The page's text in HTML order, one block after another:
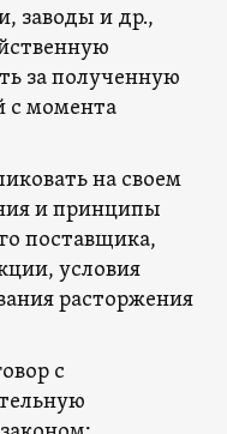
заводы и др.,
за полученную
с момента
на своем
и принципы
поставщика,
условия
расторжения
с